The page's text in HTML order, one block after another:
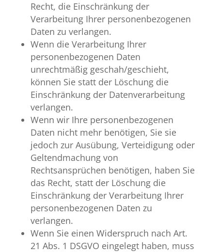
Recht, die Einschränkung der
Verarbeitung Ihrer personenbezogenen
Daten zu verlangen.
Wenn die Verarbeitung Ihrer
personenbezogenen Daten
unrechtmäßig geschah/geschieht,
können Sie statt der Löschung die
Einschränkung der Datenverarbeitung
verlangen.
Wenn wir Ihre personenbezogenen
Daten nicht mehr benötigen, Sie sie
jedoch zur Ausübung, Verteidigung oder
Geltendmachung von
Rechtsansprüchen benötigen, haben Sie
das Recht, statt der Löschung die
Einschränkung der Verarbeitung Ihrer
personenbezogenen Daten zu
verlangen.
Wenn Sie einen Widerspruch nach Art.
21 Abs. 1 DSGVO eingelegt haben, muss